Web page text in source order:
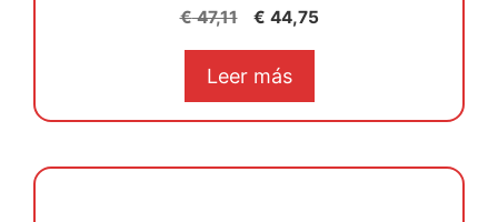
0
d
€47,11
El
original
€ 47,11.
€ 44,75El
€ 44,75.
Leer más